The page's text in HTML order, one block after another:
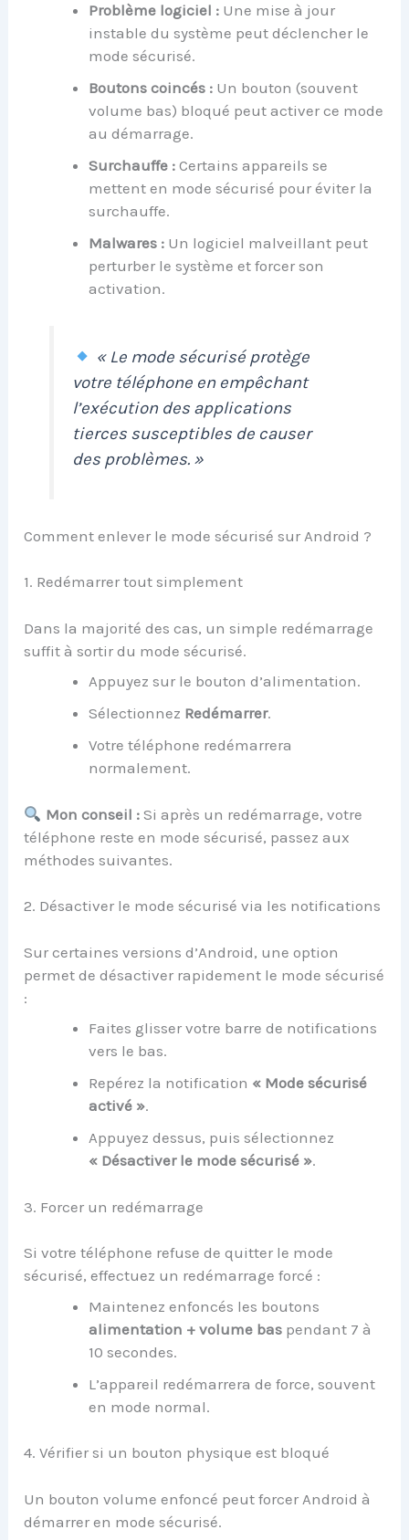
Problème logiciel : Une mise à jour
instable du système peut déclencher le
mode sécurisé.
Boutons coincés : Un bouton (souvent
volume bas) bloqué peut activer ce mode
au démarrage.
Surchauffe : Certains appareils se
mettent en mode sécurisé pour éviter la
surchauffe.
Malwares : Un logiciel malveillant peut
perturber le système et forcer son
activation.
« Le mode sécurisé protège
votre téléphone en empêchant
l’exécution des applications
tierces susceptibles de causer
des problèmes. »
Comment enlever le mode sécurisé sur Android ?
1. Redémarrer tout simplement
Dans la majorité des cas, un simple redémarrage
suffit à sortir du mode sécurisé.
Appuyez sur le bouton d’alimentation.
Sélectionnez Redémarrer.
Votre téléphone redémarrera
normalement.
Mon conseil :Si après un redémarrage, votre
téléphone reste en mode sécurisé, passez aux
méthodes suivantes.
2. Désactiver le mode sécurisé via les notifications
Sur certaines versions d’Android, une option
permet de désactiver rapidement le mode sécurisé
:
Faites glisser votre barre de notifications
vers le bas.
Repérez la notification « Mode sécurisé
activé ».
Appuyez dessus, puis sélectionnez
« Désactiver le mode sécurisé ».
3. Forcer un redémarrage
Si votre téléphone refuse de quitter le mode
sécurisé, effectuez un redémarrage forcé :
Maintenez enfoncés les boutons
alimentation + volume bas pendant 7 à
10 secondes.
L’appareil redémarrera de force, souvent
en mode normal.
4. Vérifier si un bouton physique est bloqué
Un bouton volume enfoncé peut forcer Android à
démarrer en mode sécurisé.